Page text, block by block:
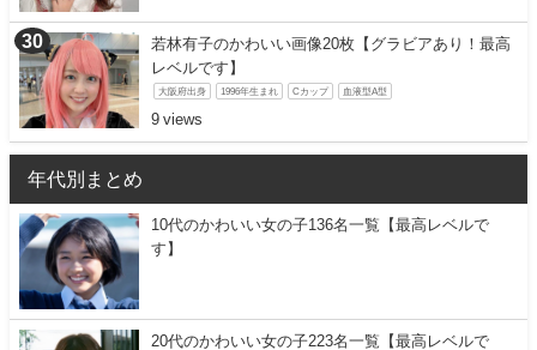
若林有子のかわいい画像20枚【グラビアあり！最高
レベルです】
大阪府出身 1996年生まれ Cカップ 血液型A型
9
年代別まとめ
10代のかわいい女の子136名一覧【最高レベルで
す】
20代のかわいい女の子223名一覧【最高レベルで